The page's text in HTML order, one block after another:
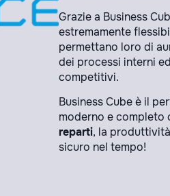
Grazie a Business
estremamente
permettano loro di
dei processi interni
competitivi.
Business Cube è il
moderno e
reparti, la
sicuro nel tempo!